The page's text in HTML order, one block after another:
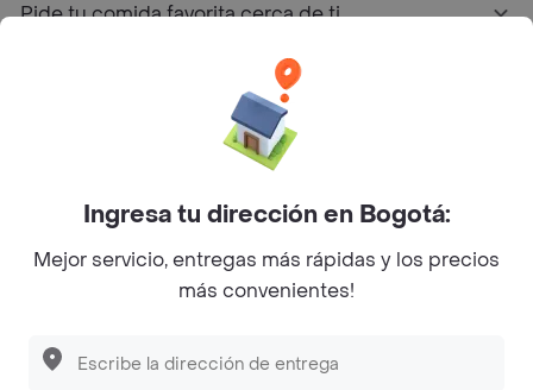
Pide tu comida favorita cerca de ti
Sobre Rappi
Facebook
Twitter
Instagram
©2026Rappi Inc. All rights reserved.
Ingresa tu dirección en Bogotá:
Mejor servicio, entregas más rápidas y los precios
más convenientes!